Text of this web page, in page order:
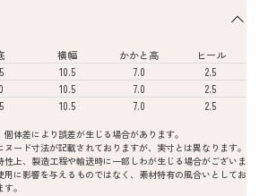
横幅 かかと高
ヒール
10.5 7.0
2.5
10.5 7.0
2.5
10.5 7.0 2.5
体差により誤差が生じる場合があります。
ード寸法が記載されておりますが、実寸とは異なります。
上、製造工程や輸送時に一部しわが生じる場合がございま
に影響を与えるものではなく、素材特有の風合いとしてお
。